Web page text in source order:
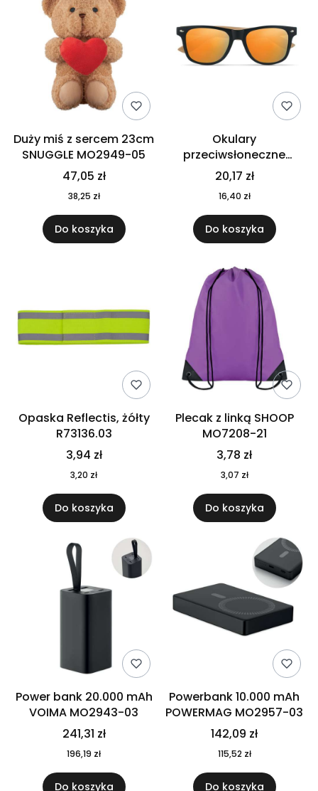
Duży miś z sercem 23cm
SNUGGLE MO2949-05
47,05 zł
38,25 zł
Do koszyka
Okulary
przeciwsłoneczne
CALIFORNIA TOUCH
MO9617-10
20,17 zł
16,40 zł
Do koszyka
Opaska Reflectis, żółty
R73136.03
3,94 zł
3,20 zł
Do koszyka
Plecak z linką SHOOP
MO7208-21
3,78 zł
3,07 zł
Do koszyka
Power bank 20.000 mAh
VOIMA MO2943-03
241,31 zł
196,19 zł
Do koszyka
Powerbank 10.000 mAh
POWERMAG MO2957-03
142,09 zł
115,52 zł
Do koszyka